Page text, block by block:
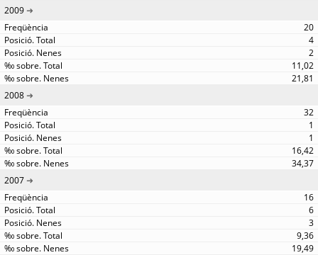
2009
20
4
2
11,02
21,81
2008
32
1
1
16,42
34,37
2007
16
6
3
9,36
19,49